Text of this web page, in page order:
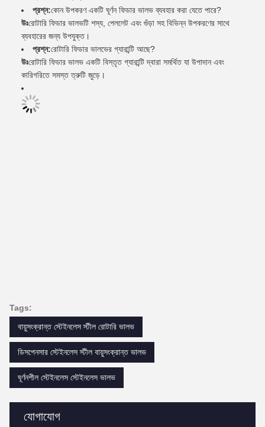
যোগাযোগ
প্রশ্ন:কোন উপকরণ একটি ঘূর্ণন ফিডার ভালভ ব্যবহার করা যেতে পারে?
উঃরোটারি ফিডার ভালভটি শস্য, পেললেট এবং গুঁড়া সহ বিভিন্ন উপকরণের সাথে
ব্যবহারের জন্য উপযুক্ত।
প্রশ্ন:রোটারি ফিডার ভালভের গ্যারান্টি আছে?
উঃরোটারি ফিডার ভালভ একটি বিস্তৃত গ্যারান্টি দ্বারা সমর্থিত যা উপাদান এবং
কারিগরিতে সমস্ত ত্রুটি জুড়ে।
Tags:
বায়ুসংক্রান্ত স্টেইনলেস স্টীল রোটারি ভালভ
ডিসপেনসার স্টেইনলেস স্টীল বায়ুসংক্রান্ত ভালভ
ঘূর্ণনশীল স্টেইনলেস স্টেইনলেস ভালভ